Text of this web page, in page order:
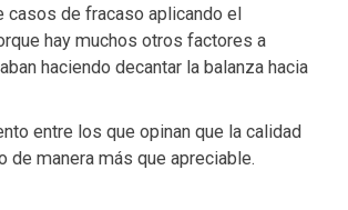
de fracaso aplicando el
hay muchos otros factores a
haciendo decantar la balanza hacia
entre los que opinan que la calidad
de manera más que apreciable.